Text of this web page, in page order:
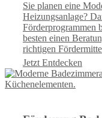
Sie planen eine
Heizungsanlage?
Förderprogrammen
besten einen
richtigen
Jetzt Entdecken